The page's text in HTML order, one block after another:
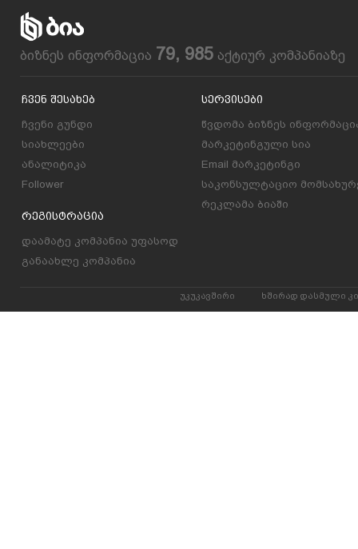
ბიზნეს ინფორმაცია 79, 985 აქტიურ კომპანიაზე
Ჩვენ Შესახებ
ჩვენი გუნდი
სიახლეები
ანალიტიკა
Follower
Რეგისტრაცია
დაამატე კომპანია უფასოდ
განაახლე კომპანია
Სერვისები
წვდომა ბიზნეს
მარკეტინგული სია
Email მარკეტინგი
საკონსულტაციო
რეკლამა ბიაში
უკუკავშირი ხშირად დასმული